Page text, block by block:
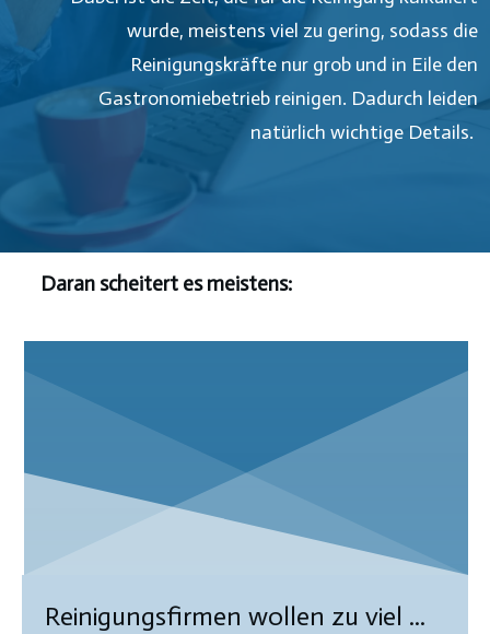
wurde, meistens viel zu gering, sodass die
Reinigungskräfte nur grob und in Eile den
Gastronomiebetrieb reinigen. Dadurch leiden
natürlich wichtige Details.
Daran scheitert es meistens:
Reinigungsfirmen wollen zu viel ...